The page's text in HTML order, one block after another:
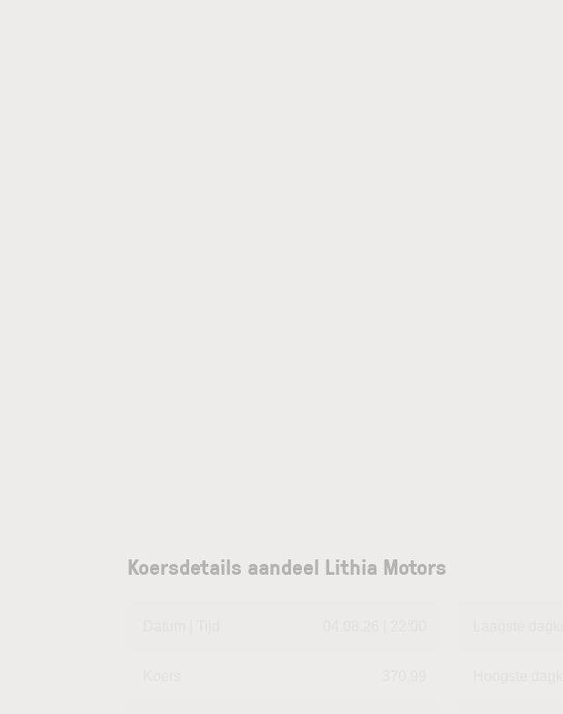
Koersdetails aandeel Lithia Motors